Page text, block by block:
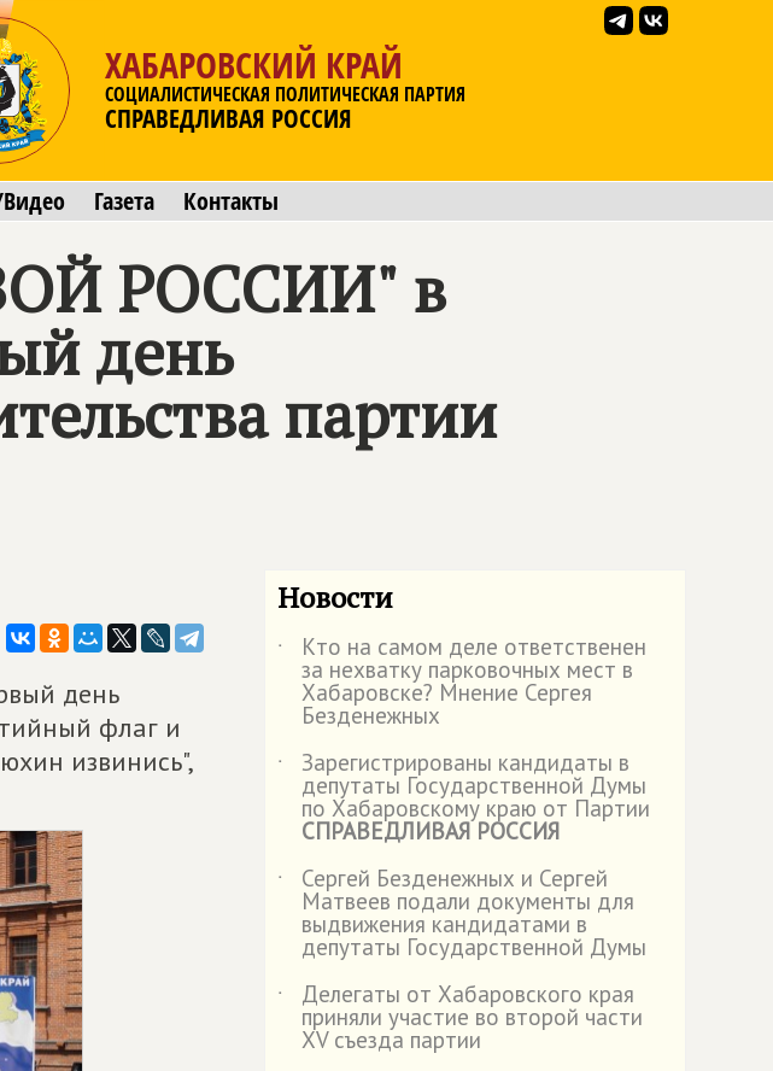
ХАБАРОВСКИЙ КРАЙ
СОЦИАЛИСТИЧЕСКАЯ ПОЛИТИЧЕСКАЯ ПАРТИЯ
СПРАВЕДЛИВАЯ РОССИЯ
Газета Контакты
РОССИИ" в
день
партии
день
флаг и
извинись",
Новости
˙ Кто на самом деле ответственен
за нехватку парковочных мест в
Хабаровске? Мнение Сергея
Безденежных
˙
Зарегистрированы кандидаты в
депутаты Государственной Думы
по Хабаровскому краю от Партии
СПРАВЕДЛИВАЯ РОССИЯ
˙
Сергей Безденежных и Сергей
Матвеев подали документы для
выдвижения кандидатами в
депутаты Государственной Думы
˙
Делегаты от Хабаровского края
приняли участие во второй части
XV съезда партии